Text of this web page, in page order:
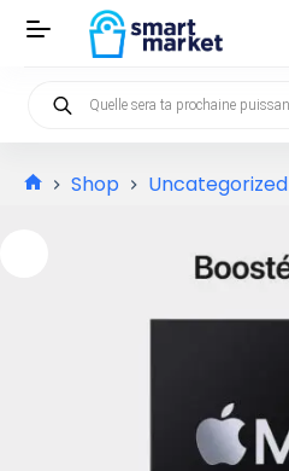
Shop Uncategorized